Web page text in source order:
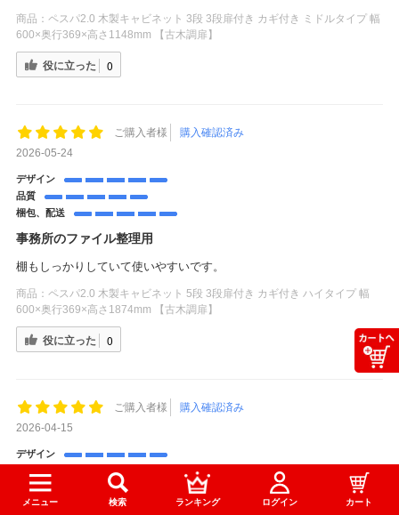
商品： ペスパ2.0 木製キャビネット 3段 3段扉付き カギ付き ミドルタイプ 幅
600×奥行369×高さ1148mm 【古木調扉】
役に立った 0
ご購入者様
購入確認済み
2026-05-24
デザイン
品質
梱包、配送
事務所のファイル整理用
棚もしっかりしていて使いやすいです。
商品： ペスパ2.0 木製キャビネット 5段 3段扉付き カギ付き ハイタイプ 幅
600×奥行369×高さ1874mm 【古木調扉】
役に立った 0
ご購入者様
購入確認済み
2026-04-15
デザイン
梱包、配送
メニュー 検索 ランキング ログイン カート